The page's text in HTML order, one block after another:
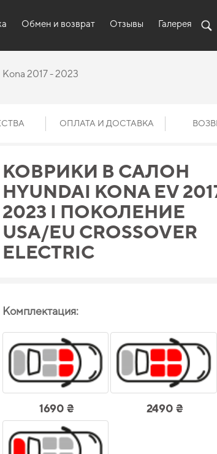
Обмен и возврат Отзывы Галерея
Kona 2017 - 2023
ОПЛАТА И ДОСТАВКА
КОВРИКИ В САЛОН
HYUNDAI KONA EV
2023 I ПОКОЛЕНИЕ
USA/EU CROSSOVER
ELECTRIC
Комплектация:
1690 ₴ 2490 ₴